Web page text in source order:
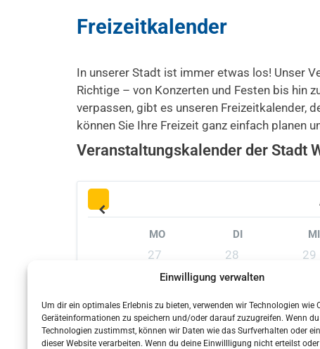
Einwilligung verwalten
Um dir ein optimales Erlebnis zu bieten, verwenden wir Technologien wie
Geräteinformationen zu speichern und/oder darauf zuzugreifen. Wenn du
Technologien zustimmst, können wir Daten wie das Surfverhalten oder
dieser Website verarbeiten. Wenn du deine Einwillligung nicht erteilst
Freizeitkalender
Veranstaltungskalender der Stadt
MO DI MI
27 28 29
3
4
17
18 19
24
25 26
In unserer Stadt ist immer etwas los! Unser
Richtige – von Konzerten und Festen bis hin
verpassen, gibt es unseren Freizeitkalender,
können Sie Ihre Freizeit ganz einfach planen